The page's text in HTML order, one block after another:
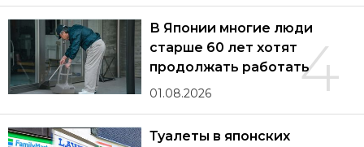
4
В Японии многие люди
старше 60 лет хотят
продолжать работать
01.08.2026
Туалеты в японских